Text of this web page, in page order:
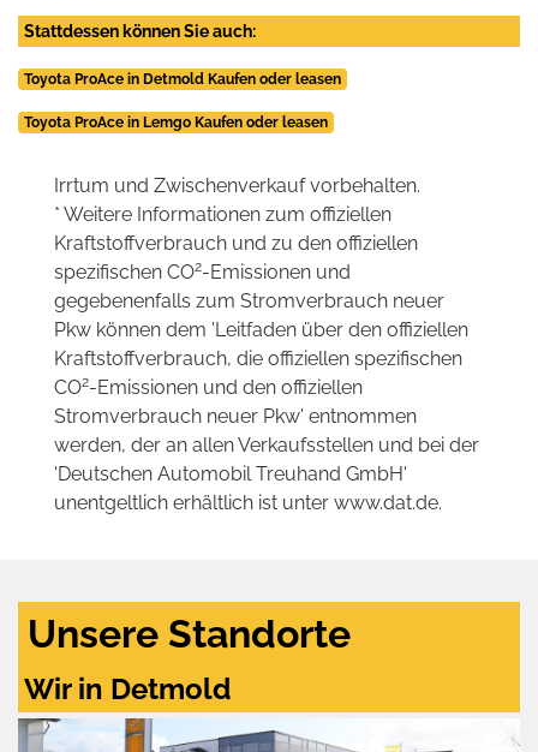
Stattdessen können Sie auch:
Toyota ProAce in Detmold Kaufen oder leasen
Toyota ProAce in Lemgo Kaufen oder leasen
Irrtum und Zwischenverkauf vorbehalten.
* Weitere Informationen zum offiziellen
Kraftstoffverbrauch und zu den offiziellen
spezifischen CO2-Emissionen und
gegebenenfalls zum Stromverbrauch neuer
Pkw können dem 'Leitfaden über den offiziellen
Kraftstoffverbrauch, die offiziellen spezifischen
CO2-Emissionen und den offiziellen
Stromverbrauch neuer Pkw' entnommen
werden, der an allen Verkaufsstellen und bei der
'Deutschen Automobil Treuhand GmbH'
unentgeltlich erhältlich ist unter www.dat.de.
Unsere Standorte
Wir in Detmold